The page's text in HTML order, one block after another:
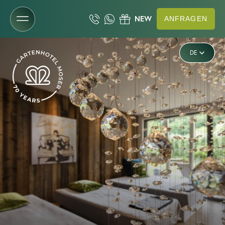
DEIT
EN
ANFRAGEN
Das Gartenhotel
NEWS NEW
Philosophie
Adults only
Familienurlaub
NaturaPura & Nachhaltigkeit
Impressionen
Wetter im Süden
Gute Fahrt
Friends
Downloads